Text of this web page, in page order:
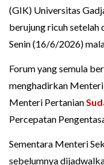
(GIK) Universitas
berujung ricuh setelah
Senin (16/6/2026)
Forum yang semula
menghadirkan
Menteri Pertanian
Percepatan
Sementara Menteri
sebelumnya